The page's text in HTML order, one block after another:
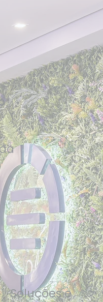
Soluções e